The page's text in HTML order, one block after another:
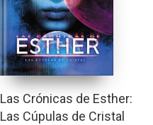
Las Crónicas de Esther:
Las Cúpulas de Cristal